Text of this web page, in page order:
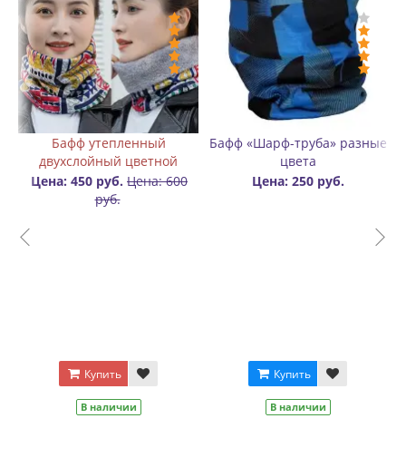
Бафф «Шарф-труба» разные
цвета
Цена: 250 руб.
Купить
В наличии
Бафф-шапка двухслойный
цветной
Цена: 300 руб. Цена: 500
Купить
В наличии